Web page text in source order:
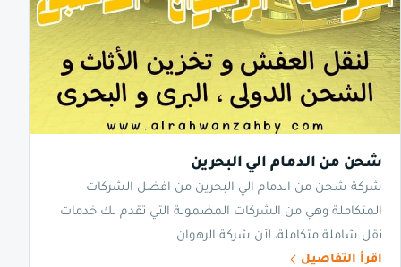
شحن من الدمام الي البحرين
شركة شحن من الدمام الي البحرين من افضل الشركات
المتكاملة وهي من الشركات المضمونة التي تقدم لك خدمات
نقل شاملة متكاملة، لأن شركة الرهوان
اقرأ التفاصيل